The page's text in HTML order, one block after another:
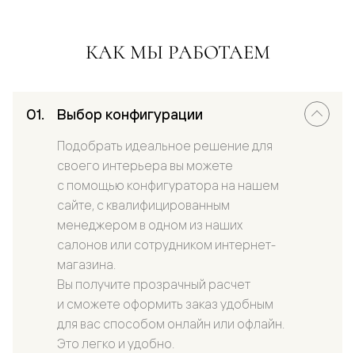
КАК МЫ РАБОТАЕМ
Выбор конфигурации
Подобрать идеальное решение для
своего интерьера вы можете
с помощью конфигуратора на нашем
сайте, с квалифицированным
менеджером в одном из наших
салонов или сотрудником интернет-
магазина.
Вы получите прозрачный расчет
и сможете оформить заказ удобным
для вас способом онлайн или офлайн.
Это легко и удобно.